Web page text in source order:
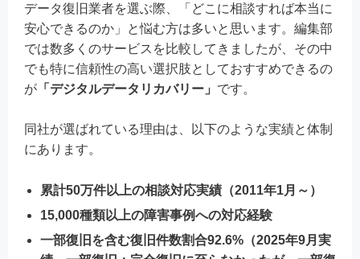
データ復旧業者を選ぶ際、「どこに相談すれば本当に
安心できるのか」と悩む方は多いと思います。編集部
では数多くのサービスを比較してきましたが、その中
でも特に信頼性の高い選択肢としておすすめできるの
が 「デジタルデータリカバリー」 です。
同社が選ばれている理由は、以下のような実績と体制
にあります。
累計50万件以上の相談対応実績（2011年1月～）
15,000種類以上の障害事例への対応経験
一部復旧を含む復旧件数割合92.6% （2025年9月実